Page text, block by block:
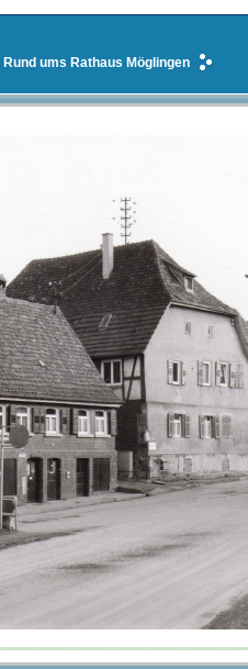
Rund ums Rathaus Möglingen